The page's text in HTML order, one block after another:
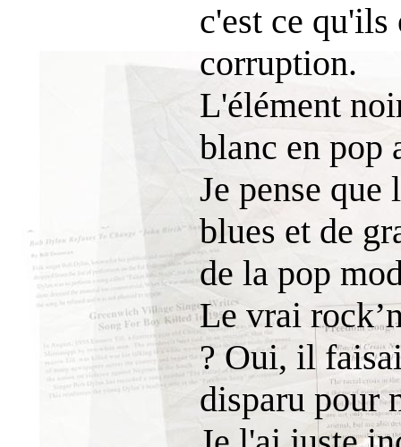
c'est ce qu'ils
corruption.
L'élément
blanc en pop
Je pense
blues et de
de la pop
Le vrai
? Oui, il
disparu pour